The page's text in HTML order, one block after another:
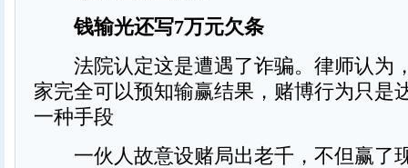
钱输光还写7万元欠条
法院认定这是遭遇了诈骗。律师认为
家完全可以预知输赢结果，赌博行为只是
一种手段
一伙人故意设赌局出老千，不但赢了